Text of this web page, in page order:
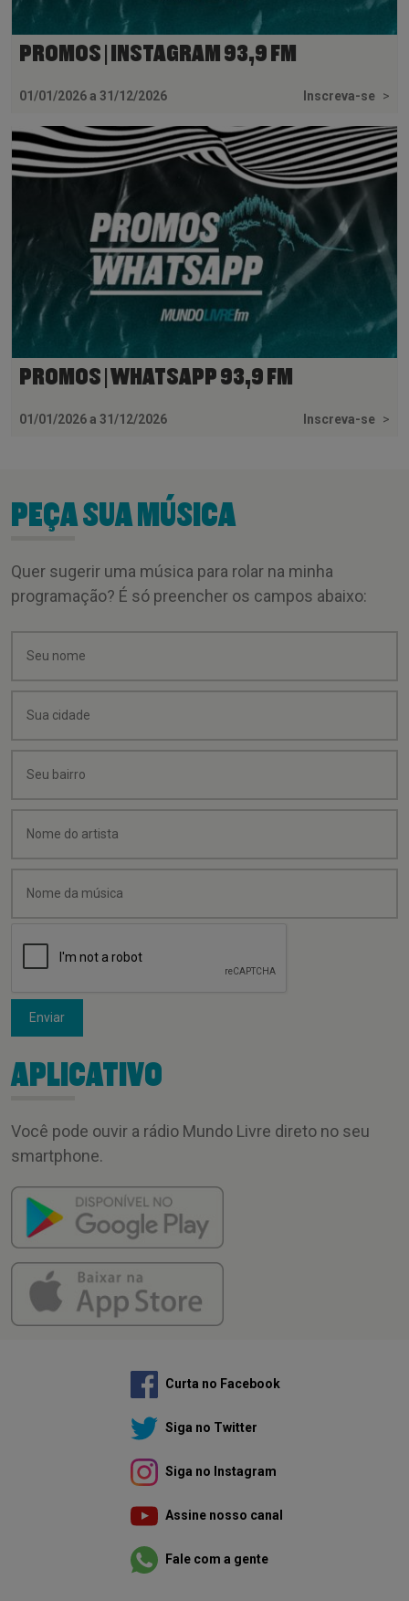
PROMOS | INSTAGRAM 93,9 FM
01/01/2026 a 31/12/2026 Inscreva-se >
PROMOS | WHATSAPP 93,9 FM
01/01/2026 a 31/12/2026 Inscreva-se >
PEÇA SUA MÚSICA
Quer sugerir uma música para rolar na minha
programação? É só preencher os campos abaixo:
Enviar
APLICATIVO
Você pode ouvir a rádio Mundo Livre direto no seu
smartphone.
Curta no Facebook
Siga no Twitter
Siga no Instagram
Assine nosso canal
Fale com a gente